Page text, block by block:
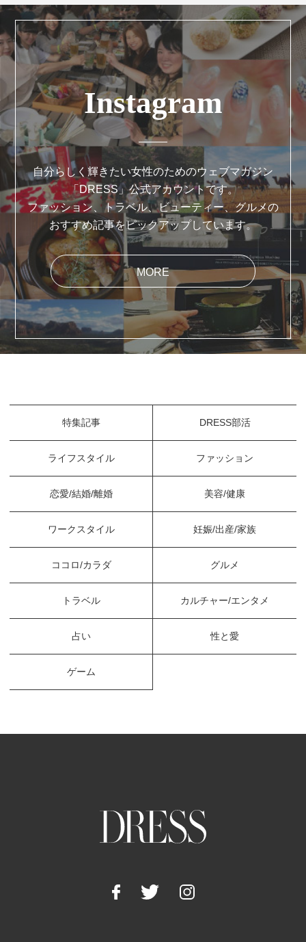
Instagram
自分らしく輝きたい女性のためのウェブマガジン
「DRESS」公式アカウントです。
ファッション、トラベル、ビューティー、グルメの
おすすめ記事をピックアップしています。
MORE
特集記事 DRESS部活
ライフスタイル ファッション
恋愛/結婚/離婚 美容/健康
ワークスタイル 妊娠/出産/家族
ココロ/カラダ グルメ
トラベル カルチャー/エンタメ
占い 性と愛
ゲーム